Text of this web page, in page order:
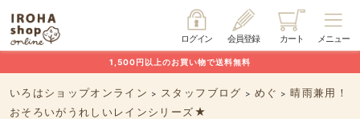
メニュー
カート
会員登録
ログイン
1,500円以上のお買い物で送料無料
いろはショップオンライン > スタッフブログ > めぐ > 晴雨兼用！
おそろいがうれしいレインシリーズ★